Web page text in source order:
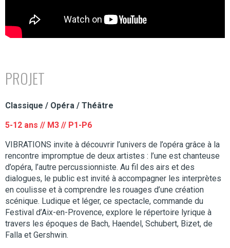
PROJET
Classique / Opéra / Théâtre
5-12 ans // M3 // P1-P6
VIBRATIONS invite à découvrir l’univers de l’opéra grâce à la
rencontre impromptue de deux artistes : l’une est chanteuse
d’opéra, l’autre percussionniste. Au fil des airs et des
dialogues, le public est invité à accompagner les interprètes
en coulisse et à comprendre les rouages d’une création
scénique. Ludique et léger, ce spectacle, commande du
Festival d’Aix-en-Provence, explore le répertoire lyrique à
travers les époques de Bach, Haendel, Schubert, Bizet, de
Falla et Gershwin.